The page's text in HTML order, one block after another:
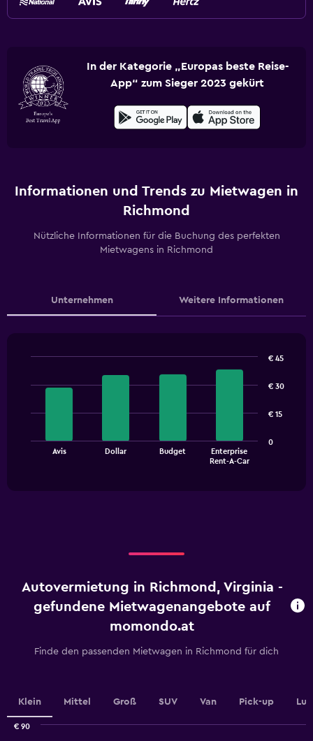
In der Kategorie „Europas beste Reise-
App“ zum Sieger 2023 gekürt
Informationen und Trends zu Mietwagen in
Richmond
Nützliche Informationen für die Buchung des perfekten
Mietwagens in Richmond
Unternehmen Weitere Informationen
bars.
The
The
chart
has
axis
Range:
0
to
Avis Dollar Budget
Enterprise
Rent-A-Car
0
€ 15
€ 30
€ 45
Autovermietung in Richmond, Virginia -
gefundene Mietwagenangebote auf
momondo.at
Finde den passenden Mietwagen in Richmond für dich
Klein Mittel Groß SUV Van Pick-up
€ 90